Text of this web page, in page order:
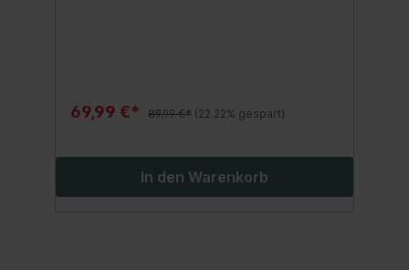
69,99 €* 89,99 €* (22.22% gespart)
In den Warenkorb